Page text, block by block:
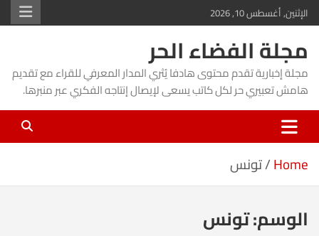
Skip
to
content
الإثنين, أغسطس 10, 2026
مجلة الفضاء الحر
مجلة إخبارية تقدم محتوى هادفا يُثري المدار المعرفي للقراء مع تقديم
هامش تعبيري حر لكل كاتب يسعى لإيصال إنتاجه الفكري عبر منبرها.
Home تونس
الوسم:تونس